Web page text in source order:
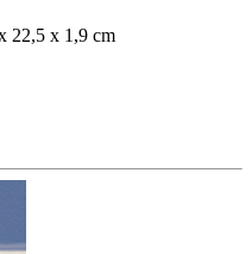
22,5 x 1,9 cm